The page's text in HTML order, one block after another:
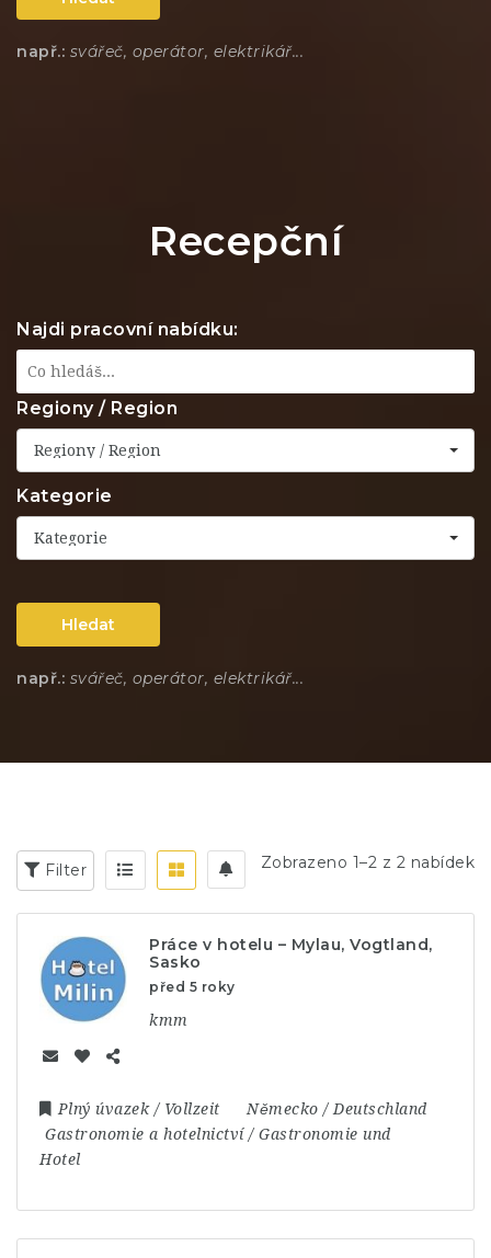
např.: svářeč, operátor, elektrikář...
Recepční
Najdi pracovní nabídku:
Regiony / Region
Regiony / Region
Kategorie
Kategorie
Hledat
např.: svářeč, operátor, elektrikář...
Filter Zobrazeno 1–2 z 2 nabídek
Práce v hotelu – Mylau, Vogtland,
Sasko
před 5 roky
kmm
Plný úvazek / Vollzeit
Německo / Deutschland
Gastronomie a hotelnictví / Gastronomie und
Hotel